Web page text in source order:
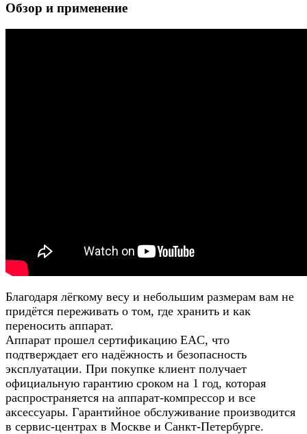
Обзор и применение
Благодаря лёгкому весу и небольшим размерам вам не
придётся переживать о том, где хранить и как
переносить аппарат.
Аппарат прошел сертификацию EAC, что
подтверждает его надёжность и безопасность
эксплуатации. При покупке клиент получает
официальную гарантию сроком на 1 год, которая
распространяется на аппарат-компрессор и все
аксессуары. Гарантийное обслуживание производится
в сервис-центрах в Москве и Санкт-Петербурге.